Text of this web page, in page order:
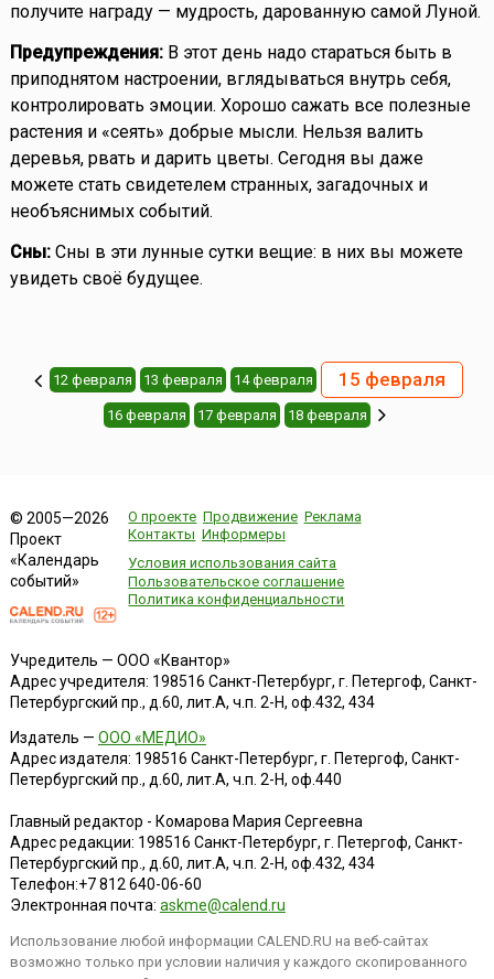
получите награду — мудрость, дарованную самой Луной.
Предупреждения:В этот день надо стараться быть в
приподнятом настроении, вглядываться внутрь себя,
контролировать эмоции. Хорошо сажать все полезные
растения и «сеять» добрые мысли. Нельзя валить
деревья, рвать и дарить цветы. Сегодня вы даже
можете стать свидетелем странных, загадочных и
необъяснимых событий.
Сны:Сны в эти лунные сутки вещие: в них вы можете
увидеть своё будущее.
12 февраля 13 февраля 14 февраля 15 февраля
16 февраля 17 февраля 18 февраля
© 2005—2026
Проект
«Календарь
событий»
О проекте Продвижение Реклама
Контакты Информеры
Условия использования сайта
Пользовательское соглашение
Политика конфиденциальности
Учредитель — ООО «Квантор»
Адрес учредителя: 198516 Санкт-Петербург, г. Петергоф, Санкт-
Петербургский пр., д.60, лит.А, ч.п. 2-Н, оф.432, 434
Издатель — ООО «МЕДИО»
Адрес издателя: 198516 Санкт-Петербург, г. Петергоф, Санкт-
Петербургский пр., д.60, лит.А, ч.п. 2-Н, оф.440
Главный редактор - Комарова Мария Сергеевна
Адрес редакции: 198516 Санкт-Петербург, г. Петергоф, Санкт-
Петербургский пр., д.60, лит.А, ч.п. 2-Н, оф.432, 434
Телефон:+7 812 640-06-60
Электронная почта: askme@calend.ru
Использование любой информации CALEND.RU на веб-сайтах
возможно только при условии наличия у каждого скопированного